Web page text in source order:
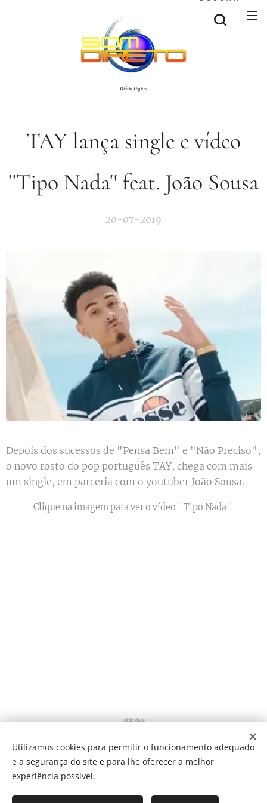
Diário Digital
TAY lança single e vídeo
''Tipo Nada'' feat. João Sousa
20-07-2019
Depois dos sucessos de "Pensa Bem" e "Não Preciso",
o novo rosto do pop português TAY, chega com mais
um single, em parceria com o youtuber João Sousa.
Clique na imagem para ver o vídeo ''Tipo Nada''
Publicidade
Share
Utilizamos cookies para permitir o funcionamento adequado
e a segurança do site e para lhe oferecer a melhor
experiência possível.